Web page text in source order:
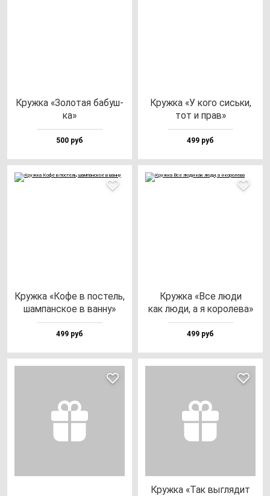
Круж­ка «Золо­тая ба­буш­
ка»
500 руб
Круж­ка «У ко­го сись­ки,
тот и прав»
499 руб
Круж­ка «Кофе в пос­тель,
шам­пан­ское в ван­ну»
499 руб
Круж­ка «Все лю­ди
как лю­ди, а я ко­ро­ле­ва»
499 руб
Круж­ка «Так выг­ля­дит